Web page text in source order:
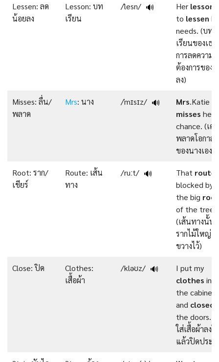
Lessen: ลด
น้อยลง
Lesson: บท
เรียน
/ˈlesn/ 🔊 Her lesson
to lessen
needs. (บท
เรียนของเธ
การลดความ
ต้องการของเ
ลง)
Misses: ลื่น/
พลาด
Mrs: นาง /ˈmɪsɪz/ 🔊 Mrs.Katie
misses her
chance. (เคธี่
พลาดโอกาส
ของนางเอง)
Root: ราก/
เชียร์
Route: เส้น
ทาง
/ruːt/ 🔊 That route
blocked by
the big root
of the tree.
(เส้นทางนั้น
รากไม้ใหญ่
ขวางไว้)
Close: ปิด
Clothes:
เสื้อผ้า
/kləʊz/ 🔊
I put my
clothes into
the cabinet
and closed
the doors. (
ใส่เสื้อผ้าลงใ
แล้วปิดประ